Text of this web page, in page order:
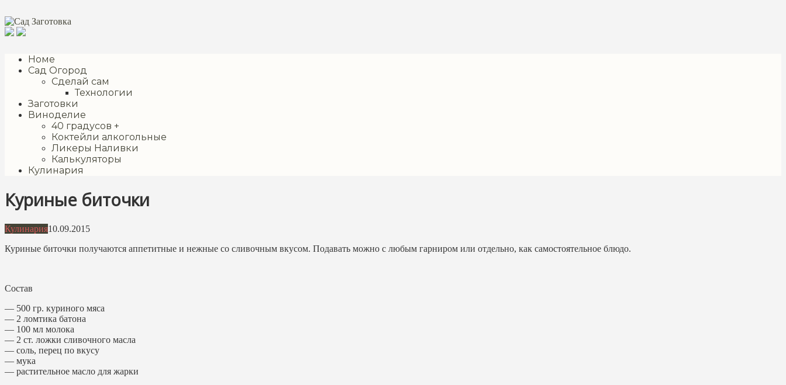
к
контенту
Номе
Сад Огород
Сделай сам
Технологии
Заготовки
Виноделие
40 градусов +
Коктейли алкогольные
Ликеры Наливки
Калькуляторы
Кулинария
Куриные биточки
Кулинария10.09.2015
Куриные биточки получаются аппетитные и нежные со сливочным вкусом. Подавать можно с любым гарниром или отдельно, как самостоятельное блюдо.
Состав
— 500 гр. куриного мяса
— 2 ломтика батона
— 100 мл молока
— 2 ст. ложки сливочного масла
— соль, перец по вкусу
— мука
— растительное масло для жарки